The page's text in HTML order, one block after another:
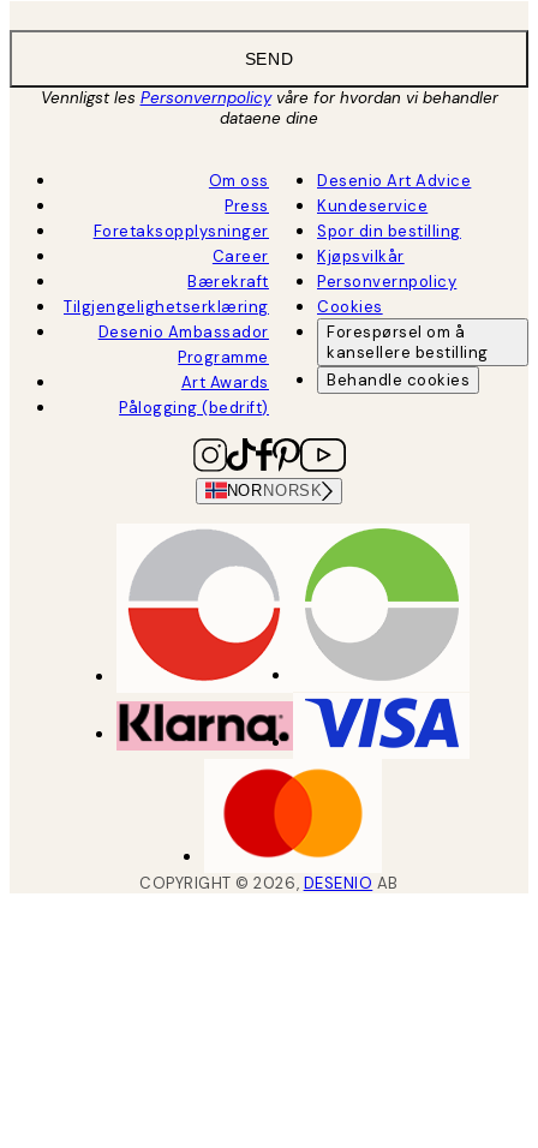
SEND
Vennligst les Personvernpolicyvåre for hvordan vi behandler
dataene dine
Om oss
Press
Foretaksopplysninger
Career
Bærekraft
Tilgjengelighetserklæring
Desenio Ambassador
Programme
Art Awards
Pålogging (bedrift)
Desenio Art Advice
Kundeservice
Spor din bestilling
Kjøpsvilkår
Personvernpolicy
Cookies
Forespørsel om å
kansellere bestilling
Behandle cookies
NOR NORSK
COPYRIGHT ©2026, DESENIO AB